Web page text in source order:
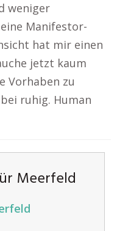
weniger
Manifestor-
hat mir einen
jetzt kaum
Vorhaben zu
ruhig. Human
Meerfeld